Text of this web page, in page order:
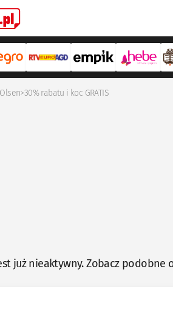
Olsen>30% rabatu i koc GRATIS
już nieaktywny. Zobacz podobne